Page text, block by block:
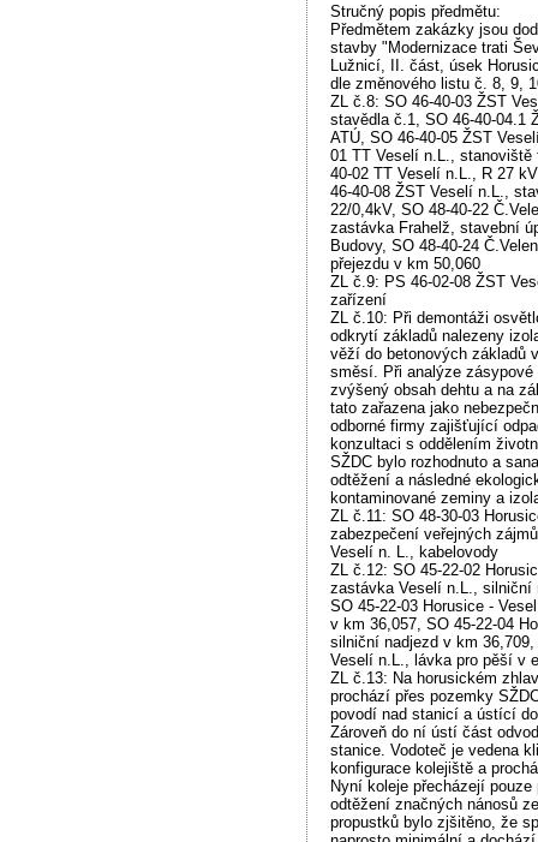
Stručný popis předmětu:
Předmětem zakázky jsou
stavby "Modernizace trati
Lužnicí, II. část, úsek
dle změnového listu č. 8, 9,
ZL č.8: SO 46-40-03 ŽST
stavědla č.1, SO 46-40-04.1
ATÚ, SO 46-40-05 ŽST
01 TT Veselí n.L., stanoviště
40-02 TT Veselí n.L., R 27
46-40-08 ŽST Veselí n.L.,
22/0,4kV, SO 48-40-22
zastávka Frahelž, stavební
Budovy, SO 48-40-24
přejezdu v km 50,060
ZL č.9: PS 46-02-08 ŽST
zařízení
ZL č.10: Při demontáži
odkrytí základů nalezeny
věží do betonových základů
směsí. Při analýze
zvýšený obsah dehtu a na
tato zařazena jako
odborné firmy zajišťující
konzultaci s oddělením
SŽDC bylo rozhodnuto a
odtěžení a následné
kontaminované zeminy a
ZL č.11: SO 48-30-03
zabezpečení veřejných
Veselí n. L., kabelovody
ZL č.12: SO 45-22-02
zastávka Veselí n.L., silniční
SO 45-22-03 Horusice -
v km 36,057, SO 45-22-04
silniční nadjezd v km
Veselí n.L., lávka pro pěší v
ZL č.13: Na horusickém
prochází přes pozemky
povodí nad stanicí a ústící
Zároveň do ní ústí část
stanice. Vodoteč je vedena
konfigurace kolejiště a
Nyní koleje přecházejí
odtěžení značných nánosů
propustků bylo zjšitěno, že